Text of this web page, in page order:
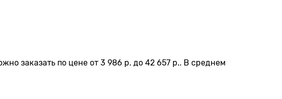
заказать по цене от 3 986 р. до 42 657 р.. В среднем